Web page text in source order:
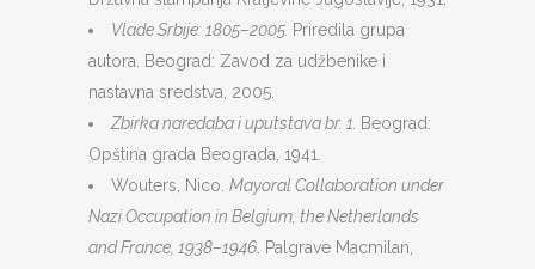
Vlade Srbije: 1805–2005. Priredila grupa
autora. Beograd: Zavod za udžbenike i
nastavna sredstva, 2005.
Zbirka naredaba i uputstava br. 1. Beograd:
Opština grada Beograda, 1941.
Wouters, Nico. Mayoral Collaboration under
Nazi Occupation in Belgium, the Netherlands
and France, 1938–1946 . Palgrave Macmilan,